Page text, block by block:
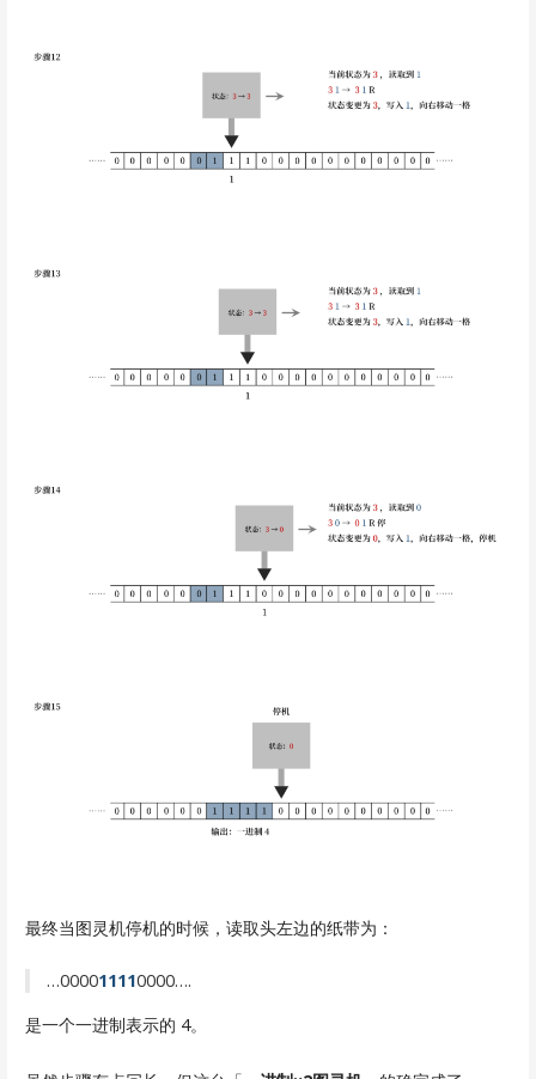
最终当图灵机停机的时候，读取头左边的纸带为：
…000011110000….
是一个一进制表示的 4。